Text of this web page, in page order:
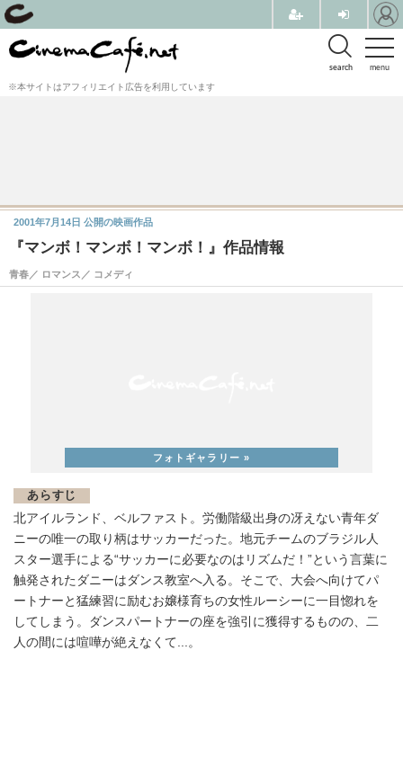
menu
search
※本サイトはアフィリエイト広告を利用しています
『マンボ！マンボ！マンボ！』作品情報
青春／ ロマンス／ コメディ
2001年7月14日 公開の映画作品
あらすじ
北アイルランド、ベルファスト。労働階級出身の冴えない青年ダ
ニーの唯一の取り柄はサッカーだった。地元チームのブラジル人
スター選手による“サッカーに必要なのはリズムだ！”という言葉に
触発されたダニーはダンス教室へ入る。そこで、大会へ向けてパ
ートナーと猛練習に励むお嬢様育ちの女性ルーシーに一目惚れを
してしまう。ダンスパートナーの座を強引に獲得するものの、二
人の間には喧嘩が絶えなくて...。